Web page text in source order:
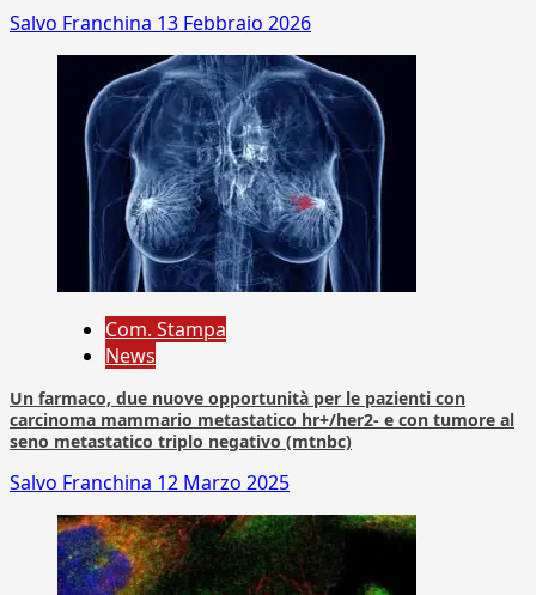
Salvo Franchina 13 Febbraio 2026
Com. Stampa
News
Un farmaco, due nuove opportunità per le pazienti con
carcinoma mammario metastatico hr+/her2- e con tumore al
seno metastatico triplo negativo (mtnbc)
Salvo Franchina 12 Marzo 2025